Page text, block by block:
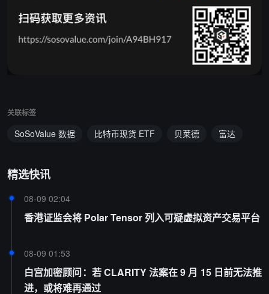
关联标签
SoSoValue 数据 比特币现货 ETF 贝莱德 富达
精选快讯
08-09 02:04
香港证监会将 Polar Tensor 列入可疑虚拟资产交易平台
08-09 01:53
白宫加密顾问：若 CLARITY 法案在 9 月 15 日前无法推
进，或将难再通过